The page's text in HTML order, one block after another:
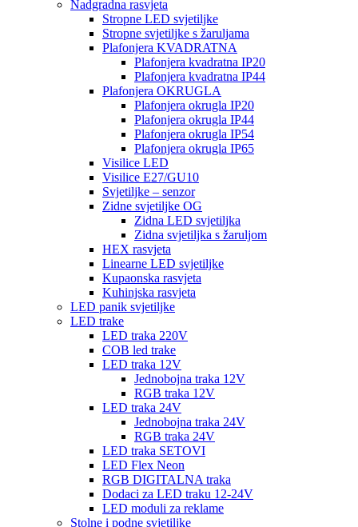
Nadgradna rasvjeta
Stropne LED svjetiljke
Stropne svjetiljke s žaruljama
Plafonjera KVADRATNA
Plafonjera kvadratna IP20
Plafonjera kvadratna IP44
Plafonjera OKRUGLA
Plafonjera okrugla IP20
Plafonjera okrugla IP44
Plafonjera okrugla IP54
Plafonjera okrugla IP65
Visilice LED
Visilice E27/GU10
Svjetiljke – senzor
Zidne svjetiljke OG
Zidna LED svjetiljka
Zidna svjetiljka s žaruljom
HEX rasvjeta
Linearne LED svjetiljke
Kupaonska rasvjeta
Kuhinjska rasvjeta
LED panik svjetiljke
LED trake
LED traka 220V
COB led trake
LED traka 12V
Jednobojna traka 12V
RGB traka 12V
LED traka 24V
Jednobojna traka 24V
RGB traka 24V
LED traka SETOVI
LED Flex Neon
RGB DIGITALNA traka
Dodaci za LED traku 12-24V
LED moduli za reklame
Stolne i podne svjetiljke